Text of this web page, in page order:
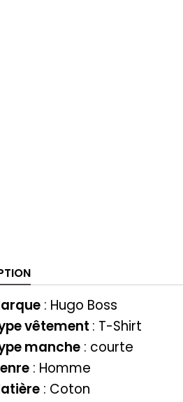
: Hugo Boss
vêtement : T-Shirt
manche : courte
: Homme
: Coton